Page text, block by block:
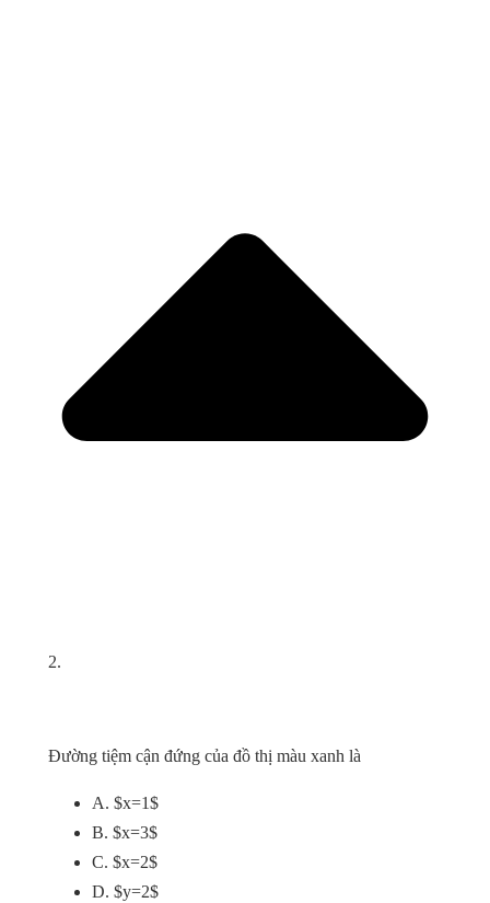
2.
Đường tiệm cận đứng của đồ thị màu xanh là
A. $x=1$
B. $x=3$
C. $x=2$
D. $y=2$